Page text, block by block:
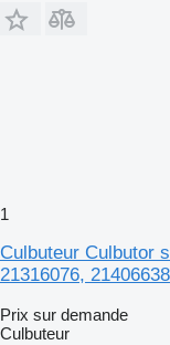
1
Culbuteur Culbutor
21316076,
Prix sur demande
Culbuteur